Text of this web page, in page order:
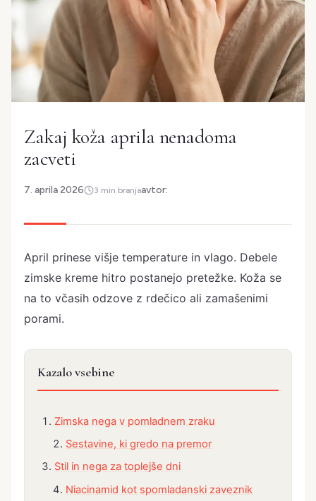
Zakaj koža aprila nenadoma
zacveti
7. aprila 2026 3 min branjaavtor:
April prinese višje temperature in vlago. Debele
zimske kreme hitro postanejo pretežke. Koža se
na to včasih odzove z rdečico ali zamašenimi
porami.
Kazalo vsebine
Zimska nega v pomladnem zraku
Sestavine, ki gredo na premor
Stil in nega za toplejše dni
Niacinamid kot spomladanski zaveznik